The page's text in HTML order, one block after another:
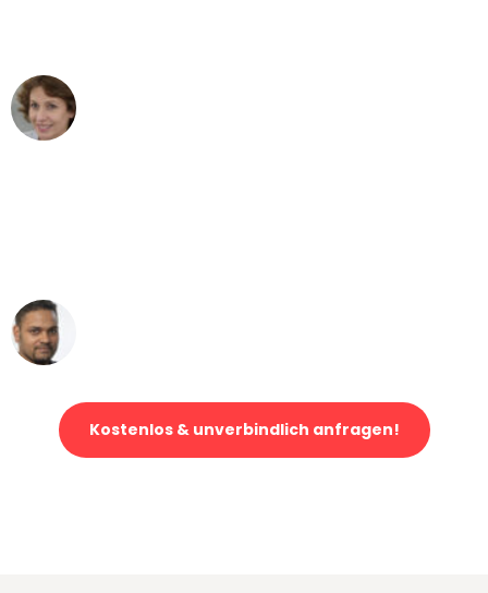
Kostenlos & unverbindlich anfragen!